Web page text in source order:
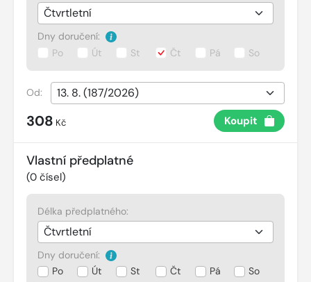
Dny doručení:
Po
Út St Čt Pá So
Od:
308 Kč Koupit
Vlastní předplatné
(0 čísel)
Délka předplatného:
Dny doručení:
Po
Út St Čt Pá So